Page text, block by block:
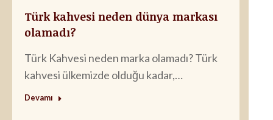
Türk kahvesi neden dünya markası
olamadı?
Türk Kahvesi neden marka olamadı? Türk
kahvesi ülkemizde olduğu kadar,…
Devamı